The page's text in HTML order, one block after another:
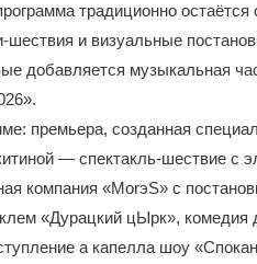
традиционно
шествия и визуальные
добавляется музыкальная
премьера, созданная
— спектакль-шествие с
компания «MorэS» с
«Дурацкий цЫрк»,
а капелла шоу